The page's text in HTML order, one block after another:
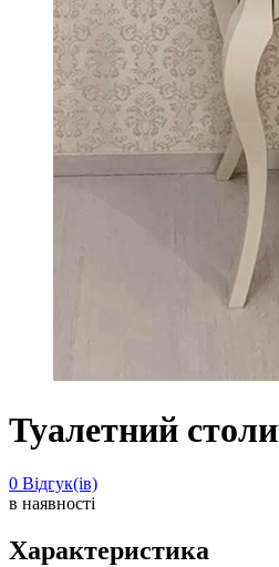
Туалетний
0 Відгук(ів)
в наявності
Характеристика